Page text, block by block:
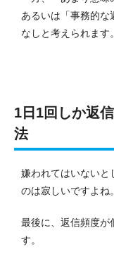
あるいは「事務的な
なしと考えられます。
1日1回しか返
法
嫌われてはいないと
のは寂しいですよね。
最後に、返信頻度が
す。